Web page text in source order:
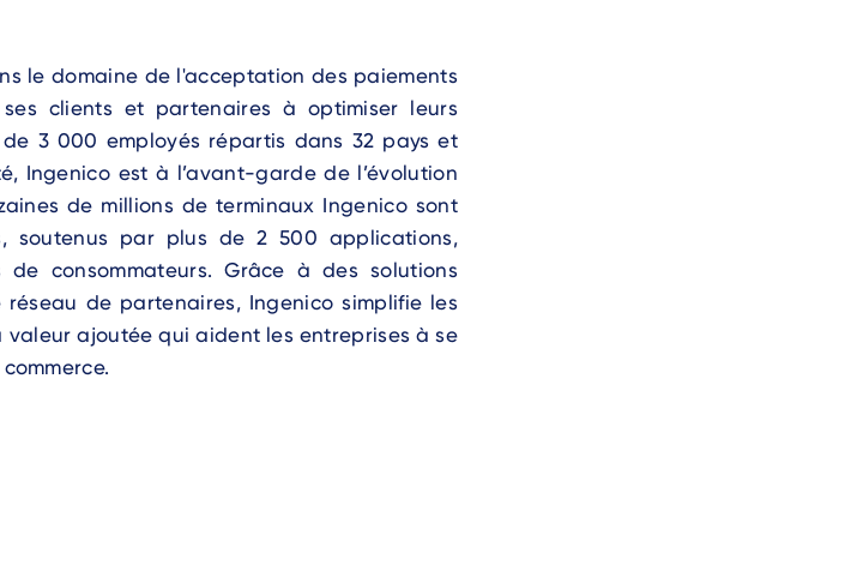
le domaine de l'acceptation des paiements
clients et partenaires à optimiser leurs
3 000 employés répartis dans 32 pays et
Ingenico est à l’avant-garde de l’évolution
de millions de terminaux Ingenico sont
soutenus par plus de 2 500 applications,
consommateurs. Grâce à des solutions
de partenaires, Ingenico simplifie les
ajoutée qui aident les entreprises à se